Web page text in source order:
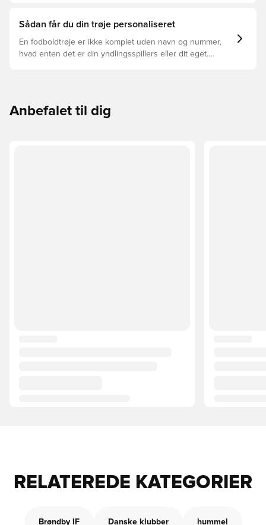
Sådan får du din trøje personaliseret
En fodboldtrøje er ikke komplet uden navn og nummer,
hvad enten det er din yndlingsspillers eller dit eget.
Anbefalet til dig
RELATEREDE KATEGORIER
Brøndby IF Danske klubber hummel